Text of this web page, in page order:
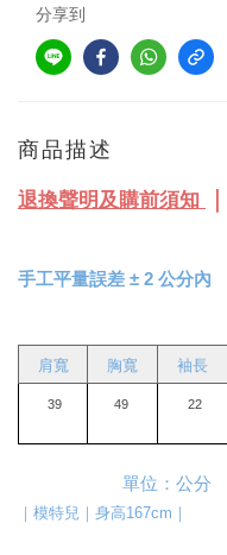
分享到
商品描述
退換聲明及購前須知
手工平量誤差 ± 2 公分內
肩寬 胸寬 袖長
39 49 22
單位：公分
｜模特兒｜身高167cm｜